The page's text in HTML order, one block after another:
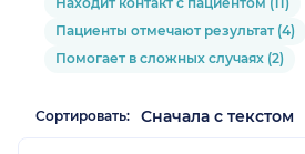
Пациенты отмечают результат (4)
Помогает в сложных случаях (2)
Сортировать: